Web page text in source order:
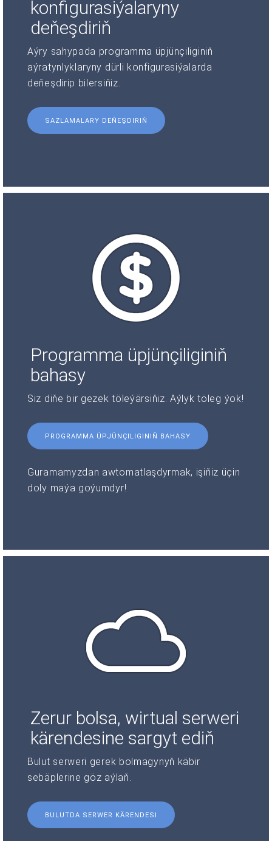
konfigurasiýalaryny
deňeşdiriň
Aýry sahypada programma üpjünçiliginiň
aýratynlyklaryny dürli konfigurasiýalarda
deňeşdirip bilersiňiz.
SAZLAMALARY DEŇEŞDIRIŇ
Programma üpjünçiliginiň
bahasy
Siz diňe bir gezek töleýärsiňiz. Aýlyk töleg ýok!
PROGRAMMA ÜPJÜNÇILIGINIŇ BAHASY
Guramamyzdan awtomatlaşdyrmak, işiňiz üçin
doly maýa goýumdyr!
Zerur bolsa, wirtual serweri
kärendesine sargyt ediň
Bulut serweri gerek bolmagynyň käbir
sebäplerine göz aýlaň.
BULUTDA SERWER KÄRENDESI